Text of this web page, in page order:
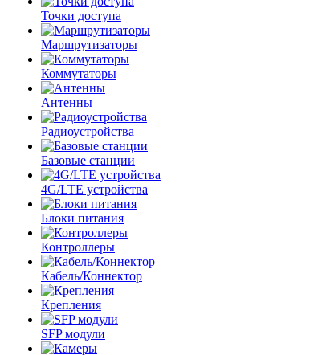
Точки доступа
Маршрутизаторы
Коммутаторы
Антенны
Радиоустройства
Базовые станции
4G/LTE устройства
Блоки питания
Контроллеры
Кабель/Коннектор
Крепления
SFP модули